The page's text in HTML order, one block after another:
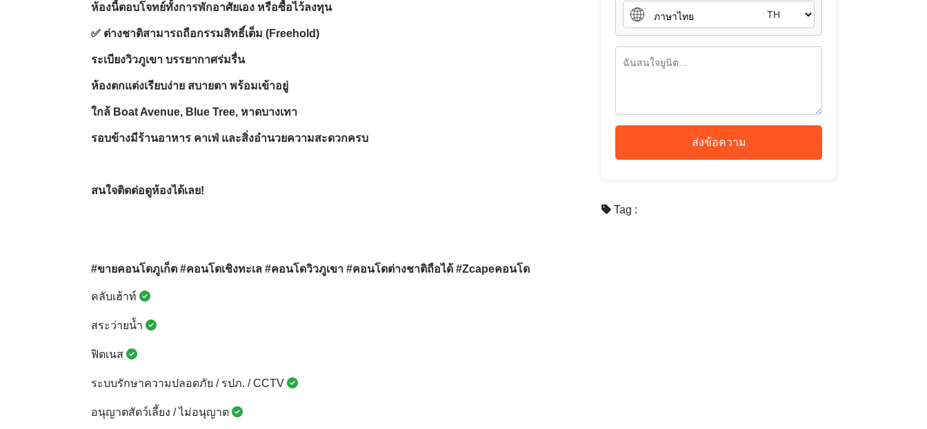
ห้องนี้ตอบโจทย์ทั้งการพักอาศัยเอง หรือซื้อไว้ลงทุน
✅ ต่างชาติสามารถถือกรรมสิทธิ์เต็ม (Freehold)
ระเบียงวิวภูเขา บรรยากาศร่มรื่น
ห้องตกแต่งเรียบง่าย สบายตา พร้อมเข้าอยู่
ใกล้ Boat Avenue, Blue Tree, หาดบางเทา
รอบข้างมีร้านอาหาร คาเฟ่ และสิ่งอำนวยความสะดวกครบ
สนใจติดต่อดูห้องได้เลย!
#ขายคอนโดภูเก็ต #คอนโดเชิงทะเล #คอนโดวิวภูเขา #คอนโดต่างชาติถือได้ #Zcapeคอนโด
คลับเฮ้าท์
สระว่ายน้ำ
ฟิตเนส
ระบบรักษาความปลอดภัย / รปภ. / CCTV
อนุญาตสัตว์เลี้ยง / ไม่อนุญาต
TH
ส่งข้อความ
Tag :